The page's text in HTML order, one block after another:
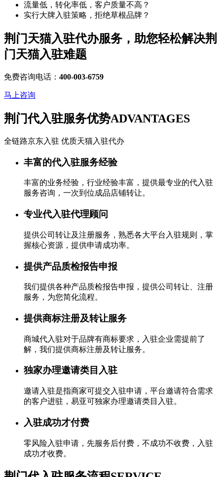
流量低，转化率低，客户质量不高？
实行大牌入驻策略，拒绝草根品牌？
荆门天猫入驻代办服务，助您轻松解决荆
门天猫入驻难题
免费咨询电话： 400-003-6759
马上咨询
荆门代入驻服务优势ADVANTAGES
全链路京东入驻 优质天猫入驻代办
丰富的代入驻服务经验
丰富的业务经验，行业经验丰富，提供最专业的代入驻
服务咨询，一次到位成品店铺转让。
专业代入驻代理顾问
提供公司转让及注册服务，熟悉各大平台入驻规则，掌
握核心资源，提供申请成功率。
提供产品质检报告申报
我们提供各种产品质检报告申报，提供公司转让、注册
服务，为您简化流程。
提供商标注册及转让服务
商城代入驻对于品牌有商标要求，入驻企业需提前了
解，我们提供商标注册及转让服务。
独家办理邀请类目入驻
邀请入驻是指商家可提交入驻申请，平台邀请符合需求
的客户进驻，易亚可独家办理邀请类目入驻。
入驻成功才付费
零风险入驻申请，先服务后付费，不成功不收费，入驻
成功才收费。